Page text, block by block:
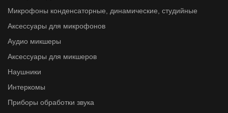
Микрофоны конденсаторные, динамические, студийные
Аксессуары для микрофонов
Аудио микшеры
Аксессуары для микшеров
Наушники
Интеркомы
Приборы обработки звука